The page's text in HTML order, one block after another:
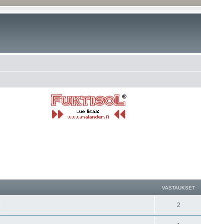
VASTAUKSET
2